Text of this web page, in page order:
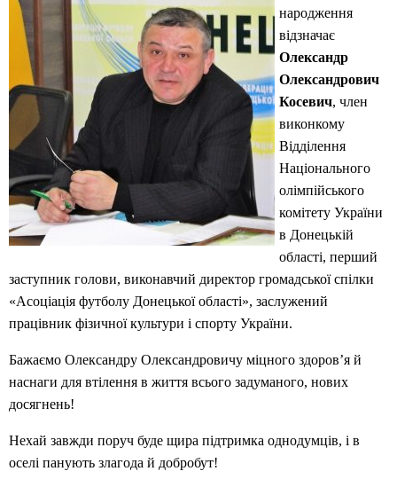
народження
відзначає
Олександр
Олександрович
Косевич, член
виконкому
Відділення
Національного
олімпійського
комітету України
в Донецькій
області, перший
заступник голови, виконавчий директор громадської спілки
«Асоціація футболу Донецької області», заслужений
працівник фізичної культури і спорту України.
Бажаємо Олександру Олександровичу міцного здоров’я й
наснаги для втілення в життя всього задуманого, нових
досягнень!
Нехай завжди поруч буде щира підтримка однодумців, і в
оселі панують злагода й добробут!